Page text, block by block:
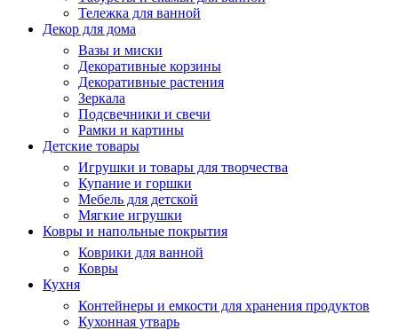
Тележка для ванной
Декор для дома
Вазы и миски
Декоративные корзины
Декоративные растения
Зеркала
Подсвечники и свечи
Рамки и картины
Детские товары
Игрушки и товары для творчества
Купание и горшки
Мебель для детской
Мягкие игрушки
Ковры и напольные покрытия
Коврики для ванной
Ковры
Кухня
Контейнеры и емкости для хранения продуктов
Кухонная утварь